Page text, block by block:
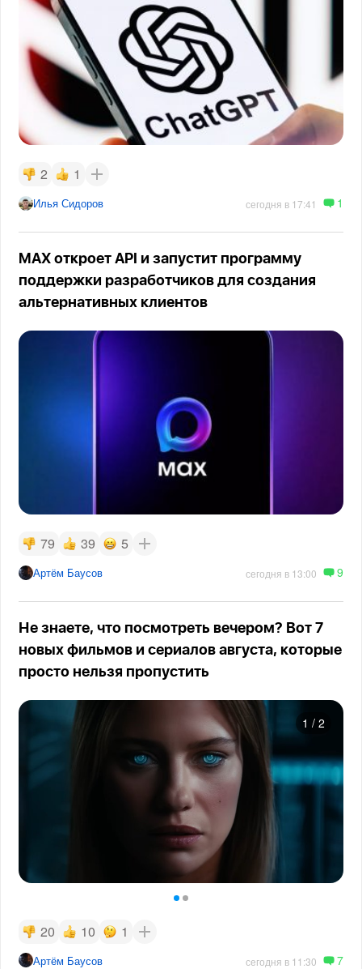
2 1
Илья Сидоров сегодня в 17:41 1
MAX откроет API и запустит программу
поддержки разработчиков для создания
альтернативных клиентов
79 39 5
Артём Баусов сегодня в 13:00 9
Не знаете, что посмотреть вечером? Вот 7
новых фильмов и сериалов августа, которые
просто нельзя пропустить
1 / 2
20 10 1
Артём Баусов сегодня в 11:30 7